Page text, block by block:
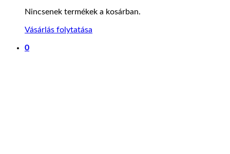
Nincsenek termékek a kosárban.
Vásárlás folytatása
0